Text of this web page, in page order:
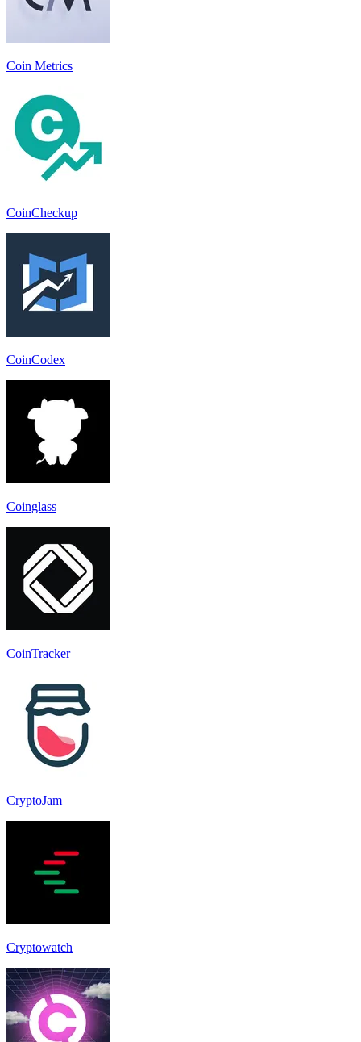
Coin Metrics
CoinCheckup
CoinCodex
Coinglass
CoinTracker
CryptoJam
Cryptowatch